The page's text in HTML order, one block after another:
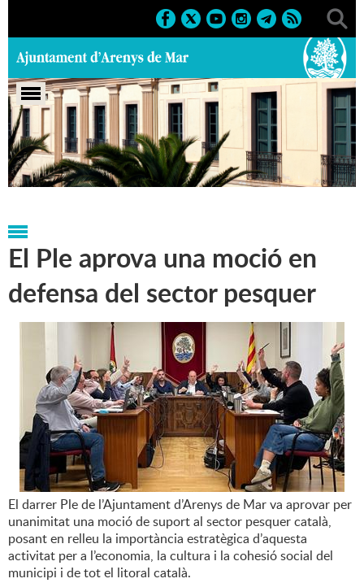
Portada > Regidories > Promoció Econòmica i
Comerç > Notícies
El Ple aprova una moció en
defensa del sector pesquer
El darrer Ple de l’Ajuntament d’Arenys de Mar va aprovar per
unanimitat una moció de suport al sector pesquer català,
posant en relleu la importància estratègica d’aquesta
activitat per a l’economia, la cultura i la cohesió social del
municipi i de tot el litoral català.